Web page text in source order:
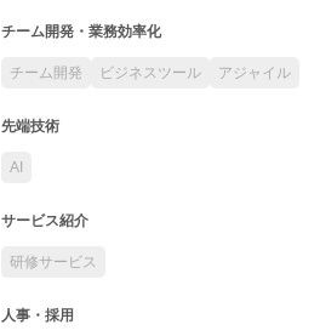
チーム開発・業務効率化
チーム開発 ビジネスツール アジャイル
先端技術
AI
サービス紹介
研修サービス
人事・採用